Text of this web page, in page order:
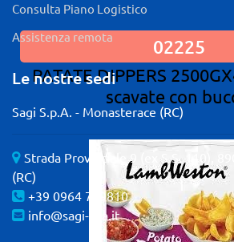
02225
PATATE DIPPERS
scavate con
Consulta Piano Logistico
Assistenza remota
Le nostre sedi
Sagi S.p.A. - Monasterace (RC)
Strada Provinciale 9 (ex S.S. 110),
(RC)
+39 0964 739810
info@sagi-spa.it